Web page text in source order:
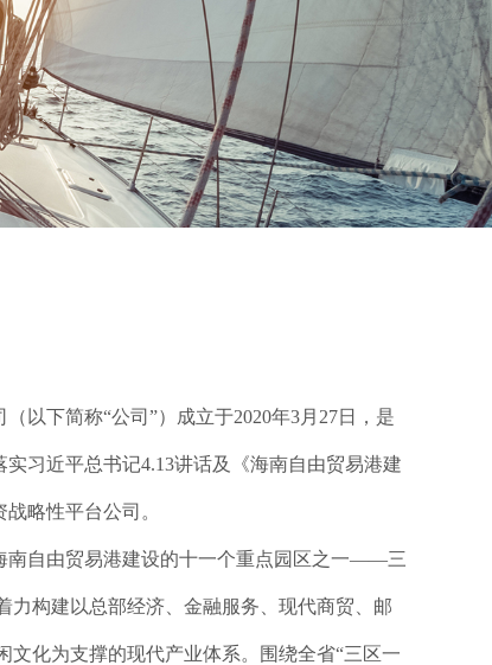
以下简称“公司”）成立于2020年3月27日，是
习近平总书记4.13讲话及《海南自由贸易港建
略性平台公司。
南自由贸易港建设的十一个重点园区之一——三
力构建以总部经济、金融服务、现代商贸、邮
文化为支撑的现代产业体系。围绕全省“三区一